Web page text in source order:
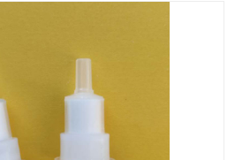
SPE填料
过滤器/滤膜
SPE配件